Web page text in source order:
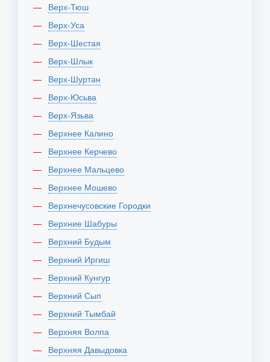
Верх-Тюш
Верх-Уса
Верх-Шестая
Верх-Шлык
Верх-Шуртан
Верх-Юсьва
Верх-Язьва
Верхнее Калино
Верхнее Керчево
Верхнее Мальцево
Верхнее Мошево
Верхнечусовские Городки
Верхние Шабуры
Верхний Будым
Верхний Иргиш
Верхний Кунгур
Верхний Сып
Верхний Тымбай
Верхняя Волпа
Верхняя Давыдовка